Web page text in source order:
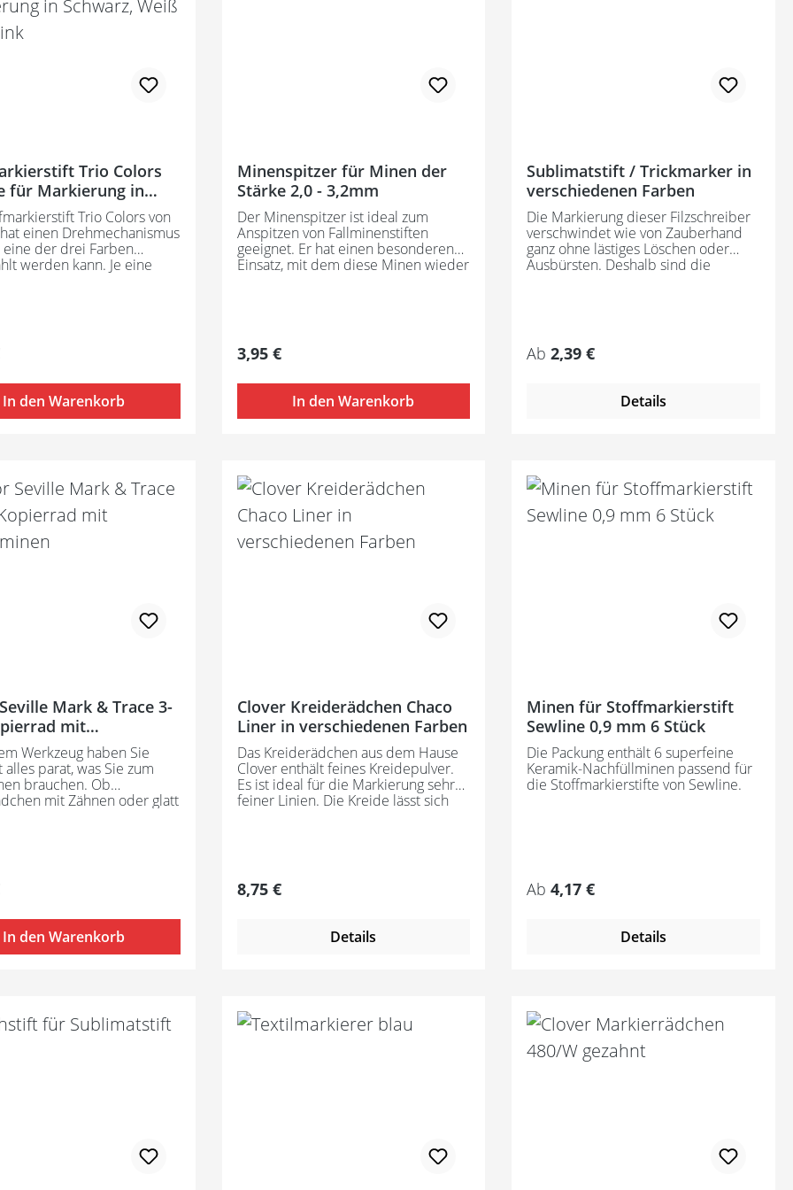
Werte sind nur
und hängen von
Trio Colors
für Markierung in
Weiß oder Pink
Trio Colors von
einen Drehmechanismus
der drei Farben
werden kann. Je eine
anderen Materialien.
zum Entfernen der
Preis:
In den Warenkorb
Minenspitzer für Minen der
Stärke 2,0 - 3,2mm
Der Minenspitzer ist ideal zum
Anspitzen von Fallminenstiften
geeignet. Er hat einen besonderen
Einsatz, mit dem diese Minen wieder
Regulärer Preis:
3,95 €
In den Warenkorb
Sublimatstift / Trickmarker in
verschiedenen Farben
Die Markierung dieser Filzschreiber
verschwindet wie von Zauberhand
ganz ohne lästiges Löschen oder
Ausbürsten. Deshalb sind die
und PH-Wert des markierten Stoffs
kann es unterschiedlich lange
mehr sichtbar ist. Deshalb bitte
unbedingt vorher einen Test an
Haltbarkeit der Markierungen. Die
angegebenen Werte sind nur
Richtwerte und hängen von
mehreren Faktoren ab (siehe oben):
Regulärer Preis:
Ab2,39 €
Details
Mark & Trace 3-
mit
Werkzeug haben Sie
parat, was Sie zum
brauchen. Ob
mit Zähnen oder glatt
Kreideminen (6,4
passendem Minenspitzer.
Preis:
In den Warenkorb
Clover Kreiderädchen Chaco
Liner in verschiedenen Farben
Das Kreiderädchen aus dem Hause
Clover enthält feines Kreidepulver.
Es ist ideal für die Markierung sehr
feiner Linien. Die Kreide lässt sich
Regulärer Preis:
8,75 €
Details
Minen für Stoffmarkierstift
Sewline 0,9 mm 6 Stück
Die Packung enthält 6 superfeine
Keramik-Nachfüllminen passend für
die Stoffmarkierstifte von Sewline.
Regulärer Preis:
Ab4,17 €
Details